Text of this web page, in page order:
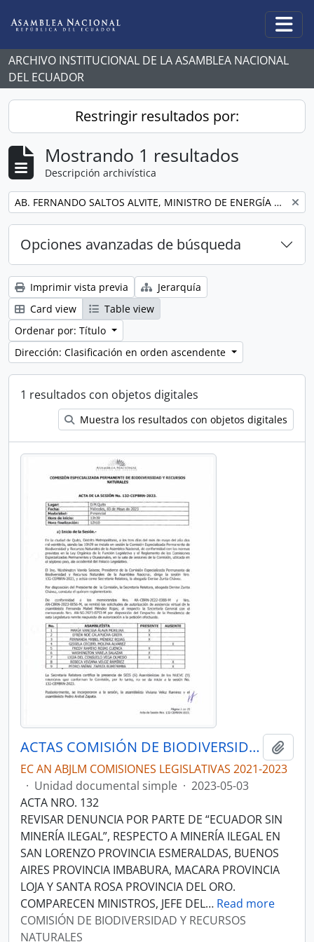
ARCHIVO INSTITUCIONAL DE LA ASAMBLEA NACIONAL
DEL ECUADOR
Restringir resultados por:
Mostrando 1 resultados
Descripción archivística
Remove filter: AB. FERNANDO SALTOS ALVITE, MINISTRO DE ENERGÍA Y MINAS
Opciones avanzadas de búsqueda
Imprimir vista previa
Jerarquía
Card view
Table view
Ordenar por: Título
Dirección: Clasificación en orden ascendente
1 resultados con objetos digitales
Muestra los resultados con objetos digitales
ACTAS COMISIÓN DE BIODIVERSIDAD Y RECURSOS NATURALES
EC AN ABJLM COMISIONES LEGISLATIVAS 2021-2023
· Unidad documental simple · 2023-05-03
ACTA NRO. 132
REVISAR DENUNCIA POR PARTE DE “ECUADOR SIN
MINERÍA ILEGAL”, RESPECTO A MINERÍA ILEGAL EN
SAN LORENZO PROVINCIA ESMERALDAS, BUENOS
AIRES PROVINCIA IMBABURA, MACARA PROVINCIA
LOJA Y SANTA ROSA PROVINCIA DEL ORO.
COMPARECEN MINISTROS, JEFE DEL… Read more
COMISIÓN DE BIODIVERSIDAD Y RECURSOS
NATURALES